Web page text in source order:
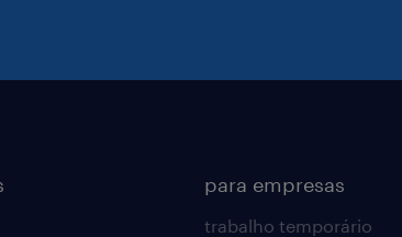
para empresas
trabalho temporário